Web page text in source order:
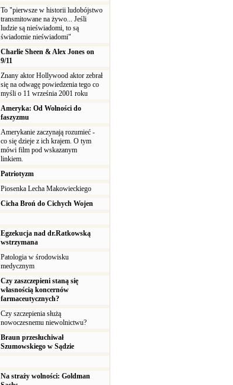
To "pierwsze w historii ludobójstwo
transmitowane na żywo... Jeśli
ludzie są nieświadomi, to są
świadomie nieświadomi"
Charlie Sheen & Alex Jones on
9/11
Znany aktor Hollywood aktor zebrał
się na odwagę powiedzenia tego co
myśli o 11 września 2001 roku
Ameryka: Od Wolności do
faszyzmu
Amerykanie zaczynają rozumieć -
co się dzieje z ich krajem. O tym
mówi film pod wskazanym
linkiem.
Patriotyzm
Piosenka Lecha Makowieckiego
Cicha Broń do Cichych Wojen
Egzekucja nad dr.Ratkowską
wstrzymana
Patologia w środowisku
medycznym
Czy zaszczepieni staną się
własnością koncernów
farmaceutycznych?
Czy szczepienia służą
nowoczesnemu niewolnictwu?
Braun przesłuchiwał
Szumowskiego w Sądzie
Na straży wolności: Goldman